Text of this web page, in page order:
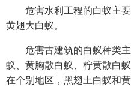
危害水利工程的白蚁主要
黄翅大白蚁。
危害古建筑的白蚁种类主
蚁、黄胸散白蚁、柠黄散白
在个别地区，黑翅土白蚁和